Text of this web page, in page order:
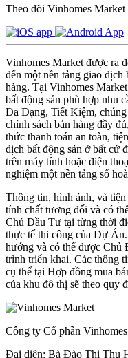
Theo dõi Vinhomes Market
Vinhomes Market được ra
đến một nền tảng giao dịch
hàng. Tại Vinhomes
bất động sản phù hợp nhu
Đa Dạng, Tiết Kiệm,
chính sách bán hàng đầy
thức thanh toán an toàn,
dịch bất động sản ở bất cứ
trên máy tính hoặc điện
nghiệm một nền tảng số
Thông tin, hình ảnh, và
tính chất tương đối và có
Chủ Đầu Tư tại từng thời
thực tế thi công của Dự
hướng và có thể được Chủ
trình triển khai. Các thông
cụ thể tại Hợp đồng mua
của khu đô thị sẽ theo quy
Công ty Cổ phần Vinhomes
Đại diện: Bà Đào Thị Thu